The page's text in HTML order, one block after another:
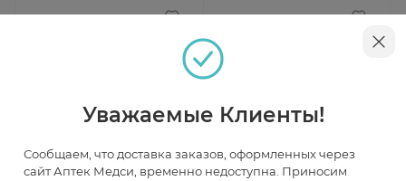
Быстрый просмотр Быстрый просмотр
Уважаемые Клиенты!
Сообщаем, что доставка заказов, оформленных через
сайт Аптек Медси, временно недоступна. Приносим